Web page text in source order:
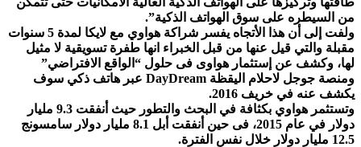
من السيطره على سوق الهواتف الذكية”.
ولفت إلى أن هذا الأتجاه يفسر شراكة هواوي مع لايكا لمدة 5 سنوات
مقبلة والتي قيل عنها من قبل الخبراء انها طفرة تسويقية لا مثيل
لها، وكشف عن إستثمار هواوى فى حلول “الواقع الافتراضي”
ومنصة جوجل لاحلام اليقظة DayDream عبر هاتف ذكي سوف
يكشف عنه في خريف 2016.
وتستثمر هواوي بكثافة في البحث والتطور حيث أنفقت 9.3 مليار
دولار في عام 2015، فى حين أنفقت أبل 8.1 مليار دولار سامسونج
12.5 مليار دولار خلال نفس الفترة.